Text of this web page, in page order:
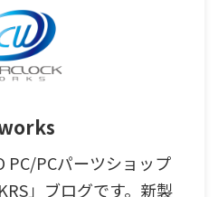
PC/PCパーツショップ
」ブログです。新製